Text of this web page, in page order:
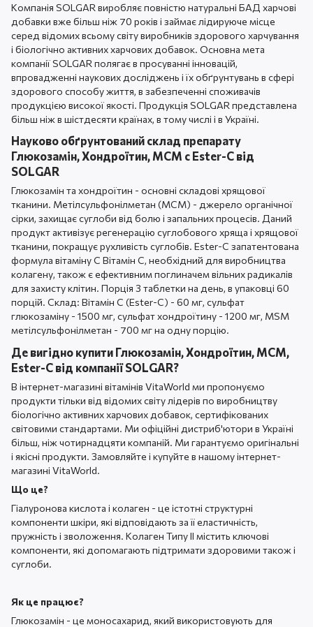
Компанія SOLGAR виробляє повністю натуральні БАД харчові
добавки вже більш ніж 70 років і займає лідируюче місце
серед відомих всьому світу виробників здорового харчування
і біологічно активних харчових добавок. Основна мета
компанії SOLGAR полягає в просуванні інновацій,
впровадженні наукових досліджень і їх обґрунтувань в сфері
здорового способу життя, в забезпеченні споживачів
продукцією високої якості. Продукція SOLGAR представлена
більш ніж в шістдесяти країнах, в тому числі і в Україні.
Науково обґрунтований склад препарату
Глюкозамін, Хондроїтин, МСМ c Ester-C від
SOLGAR
Глюкозамін та хондроїтин - основні складові хрящової
тканини. Метілсульфонілметан (МСМ) - джерело органічної
сірки, захищає суглоби від болю і запальних процесів. Даний
продукт активізує регенерацію суглобового хряща і хрящової
тканини, покращує рухливість суглобів. Ester-C запатентована
формула вітаміну С Вітамін С, необхідний для виробництва
колагену, також є ефективним поглиначем вільних радикалів
для захисту клітин. Порція 3 таблетки на день, в упаковці 60
порцій. Склад: Вітамін С (Ester-C) - 60 мг, сульфат
глюкозаміну - 1500 мг, сульфат хондроїтину - 1200 мг, MSM
метілсульфонілметан - 700 мг на одну порцію.
Де вигідно купити Глюкозамін, Хондроїтин, МСМ,
Ester-C від компанії SOLGAR?
В інтернет-магазині вітамінів VitaWorld ми пропонуємо
продукти тільки від відомих світу лідерів по виробництву
біологічно активних харчових добавок, сертифікованих
світовими стандартами. Ми офіційні дистриб'ютори в Україні
більш, ніж чотирнадцяти компаній. Ми гарантуємо оригінальні
і якісні продукти. Замовляйте і купуйте в нашому інтернет-
магазині VitaWorld.
Що це?
Гіалуронова кислота і колаген - це істотні структурні
компоненти шкіри, які відповідають за її еластичність,
пружність і зволоження. Колаген Типу II містить ключові
компоненти, які допомагають підтримати здоровими також і
суглоби.
Як це працює?
Глюкозамін - це моносахарид, який використовують для